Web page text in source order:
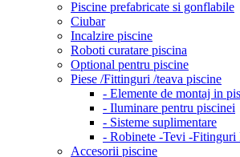
Piscine prefabricate si gonflabile
Ciubar
Incalzire piscine
Roboti curatare piscina
Optional pentru piscine
Piese /Fittinguri /teava piscine
- Elemente de montaj in
- Iluminare pentru piscinei
- Sisteme suplimentare
- Robinete -Tevi -Fitinguri
Accesorii piscine